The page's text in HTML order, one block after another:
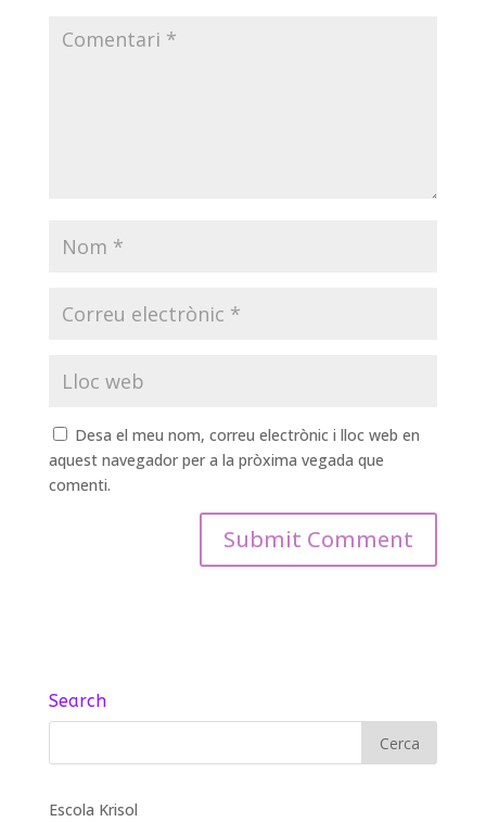
Desa el meu nom, correu electrònic i lloc web en
aquest navegador per a la pròxima vegada que
comenti.
Search
Escola Krisol